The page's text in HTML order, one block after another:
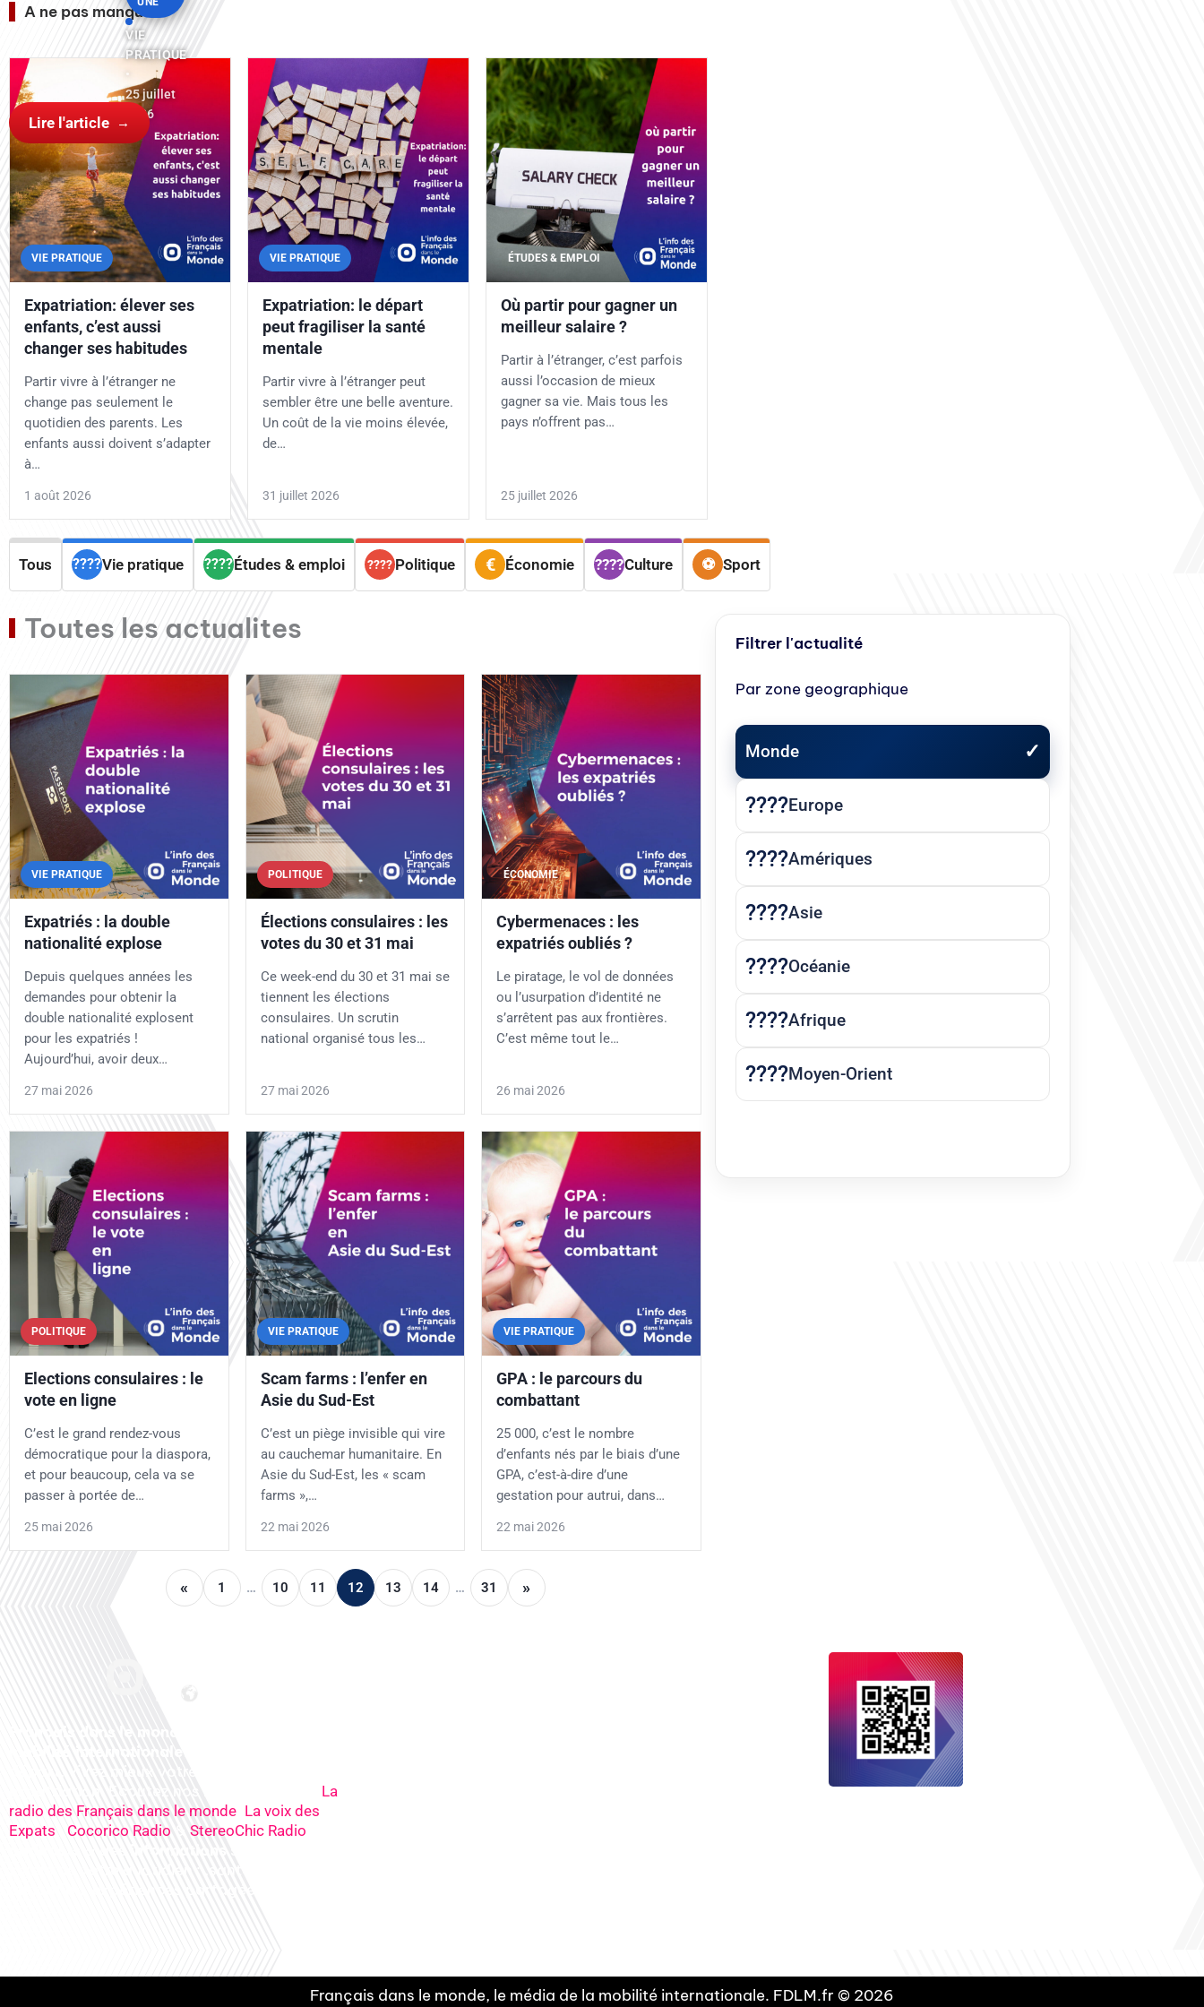
VIE
PRATIQUE
•
25 juillet
2026
Lire l'article
A ne pas manquer
VIE PRATIQUE
Expatriation: élever ses
enfants, c’est aussi
changer ses habitudes
Partir vivre à l’étranger ne
change pas seulement le
quotidien des parents. Les
enfants aussi doivent s’adapter
à…
1 août 2026
VIE PRATIQUE
Expatriation: le départ
peut fragiliser la santé
mentale
Partir vivre à l’étranger peut
sembler être une belle aventure.
Un coût de la vie moins élevée,
de…
31 juillet 2026
ÉTUDES & EMPLOI
Où partir pour gagner un
meilleur salaire ?
Partir à l’étranger, c’est parfois
aussi l’occasion de mieux
gagner sa vie. Mais tous les
pays n’offrent pas…
25 juillet 2026
Tous Vie pratique Études & emploi Politique Économie Culture Sport
Toutes les actualites
VIE PRATIQUE
Expatriés : la double
nationalité explose
Depuis quelques années les
demandes pour obtenir la
double nationalité explosent
pour les expatriés !
Aujourd’hui, avoir deux…
27 mai 2026
POLITIQUE
Élections consulaires : les
votes du 30 et 31 mai
Ce week-end du 30 et 31 mai se
tiennent les élections
consulaires. Un scrutin
national organisé tous les…
27 mai 2026
ÉCONOMIE
Cybermenaces : les
expatriés oubliés ?
Le piratage, le vol de données
ou l’usurpation d’identité ne
s’arrêtent pas aux frontières.
C’est même tout le…
26 mai 2026
POLITIQUE
Elections consulaires : le
vote en ligne
C’est le grand rendez-vous
démocratique pour la diaspora,
et pour beaucoup, cela va se
passer à portée de…
25 mai 2026
VIE PRATIQUE
Scam farms : l’enfer en
Asie du Sud-Est
C’est un piège invisible qui vire
au cauchemar humanitaire. En
Asie du Sud-Est, les « scam
farms »,…
22 mai 2026
VIE PRATIQUE
GPA : le parcours du
combattant
25 000, c’est le nombre
d’enfants nés par le biais d’une
GPA, c’est-à-dire d’une
gestation pour autrui, dans…
22 mai 2026
« 1 … 10 11 12 13 14 … 31 »
Filtrer l'actualité
Par zone geographique
Monde
Europe
Amériques
Asie
Océanie
Afrique
Moyen-Orient
La
radio des Français dans le monde La voix des
Expats
Cocorico Radio StereoChic Radio
Français dans le monde, le média de la mobilité internationale. FDLM.fr © 2026